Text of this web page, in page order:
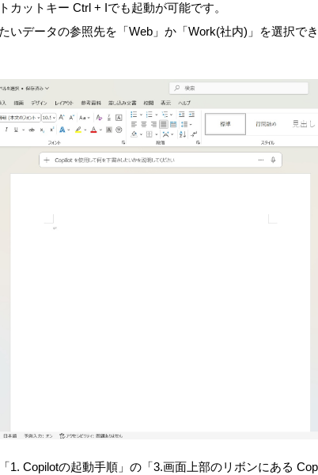
カットキー Ctrl + Iでも起動が可能です。
いデータの参照先を「Web」か「Work(社内)」を選択で
1. Copilotの起動手順」の「3.画面上部のリボンにある